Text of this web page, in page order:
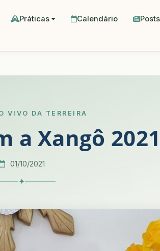
Práticas Calendário Posts
VIVO DA TERREIRA
a Xangô
01/10/2021
✦